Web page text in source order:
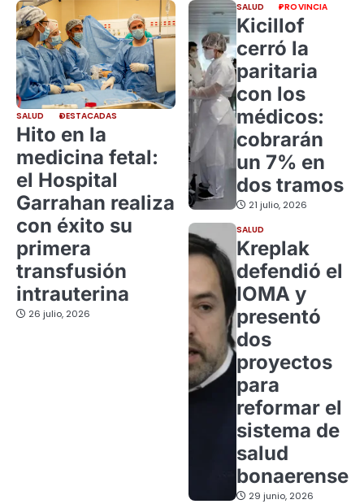
SALUD DESTACADAS
Hito en la
medicina fetal:
el Hospital
Garrahan realiza
con éxito su
primera
transfusión
intrauterina
26 julio, 2026
SALUD PROVINCIA
Kicillof
cerró la
paritaria
con los
médicos:
cobrarán
un 7% en
dos tramos
21 julio, 2026
SALUD
Kreplak
defendió el
IOMA y
presentó
dos
proyectos
para
reformar el
sistema de
salud
bonaerense
29 junio, 2026